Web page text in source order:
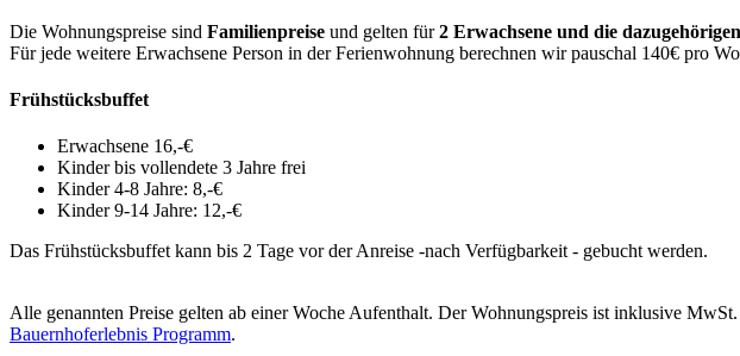
Die Wohnungspreise sind Familienpreise und gelten für2 Erwachsene und die
Für jede weitere Erwachsene Person in der Ferienwohnung berechnen wir pauschal 140€ pro
Frühstücksbuffet
Erwachsene 16,-€
Kinder bis vollendete 3 Jahre frei
Kinder 4-8 Jahre: 8,-€
Kinder 9-14 Jahre: 12,-€
Das Frühstücksbuffet kann bis 2 Tage vor der Anreise -nach Verfügbarkeit - gebucht werden.
Alle genannten Preise gelten ab einer Woche Aufenthalt. Der Wohnungspreis ist inklusive
Bauernhoferlebnis Programm.